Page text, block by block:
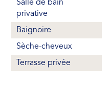
Salle de bain
privative
Baignoire
Sèche-cheveux
Terrasse privée